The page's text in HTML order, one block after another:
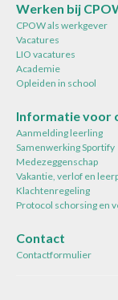
Werken bij
CPOW als werkgever
Vacatures
LIO vacatures
Academie
Opleiden in school
Informatie voor
Aanmelding leerling
Samenwerking Sportify
Medezeggenschap
Vakantie, verlof en
Klachtenregeling
Protocol schorsing en
Contact
Contactformulier